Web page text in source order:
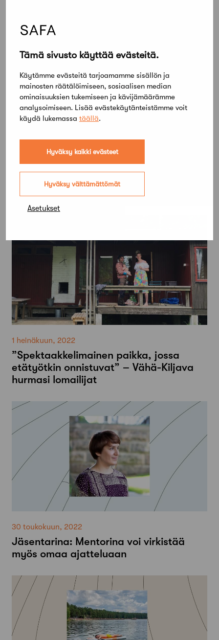
Tämä sivusto käyttää evästeitä.
Käytämme evästeitä tarjoamamme sisällön ja
mainosten räätälöimiseen, sosiaalisen median
ominaisuuksien tukemiseen ja kävijämäärämme
analysoimiseen. Lisää evästekäytänteistämme voit
käydä lukemassa täällä.
Hyväksy kaikki evästeet
Hyväksy välttämättömät
Asetukset
9 elokuun, 2022
Mentorointiohjelmaan osallistuminen oli
loistava tilaisuus kasvaa ja oppia
1 heinäkuun, 2022
”Spektaakkelimainen paikka, jossa
etätyötkin onnistuvat” – Vähä-Kiljava
hurmasi lomailijat
30 toukokuun, 2022
Jäsentarina: Mentorina voi virkistää
myös omaa ajatteluaan